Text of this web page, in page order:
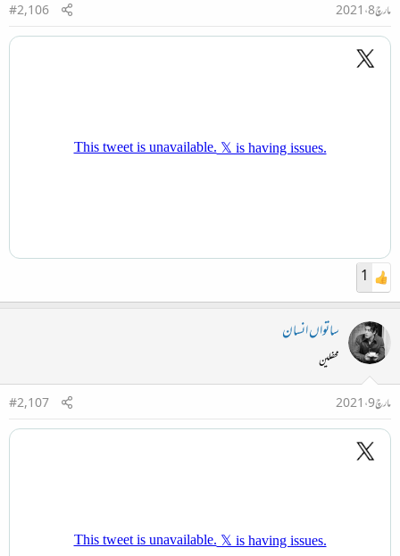
مارچ 8، 2021
#2,106
1
ساتواں انسان
محفلین
مارچ 9، 2021
#2,107